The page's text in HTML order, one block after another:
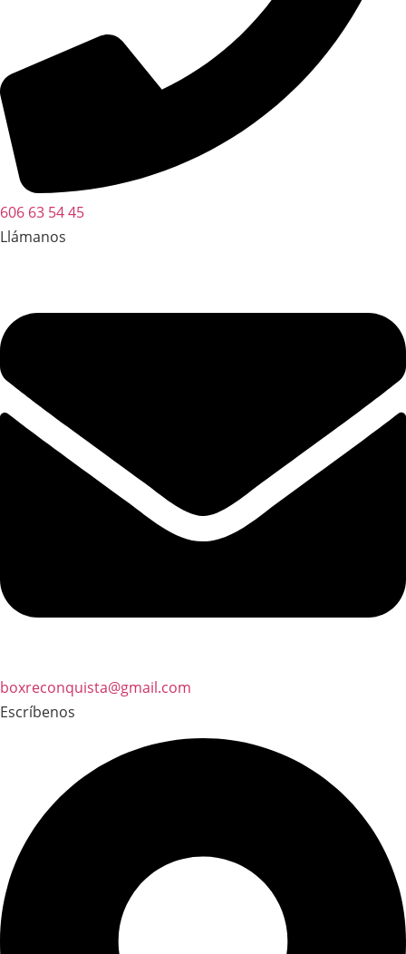
606 63 54 45
Llámanos
boxreconquista@gmail.com
Escríbenos